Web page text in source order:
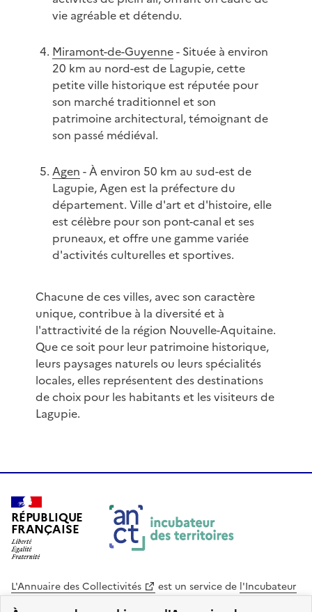
vie agréable et détendu.
Miramont-de-Guyenne- Située à environ
20 km au nord-est de Lagupie, cette
petite ville historique est réputée pour
son marché traditionnel et son
patrimoine architectural, témoignant de
son passé médiéval.
Agen - À environ 50 km au sud-est de
Lagupie, Agen est la préfecture du
département. Ville d'art et d'histoire, elle
est célèbre pour son pont-canal et ses
pruneaux, et offre une gamme variée
d'activités culturelles et sportives.
Chacune de ces villes, avec son caractère
unique, contribue à la diversité et à
l'attractivité de la région Nouvelle-Aquitaine.
Que ce soit pour leur patrimoine historique,
leurs paysages naturels ou leurs spécialités
locales, elles représentent des destinations
de choix pour les habitants et les visiteurs de
Lagupie.
RÉPUBLIQUE
FRANÇAISE
L'Annuaire des Collectivités est un service de l'Incubateur
des Territoires